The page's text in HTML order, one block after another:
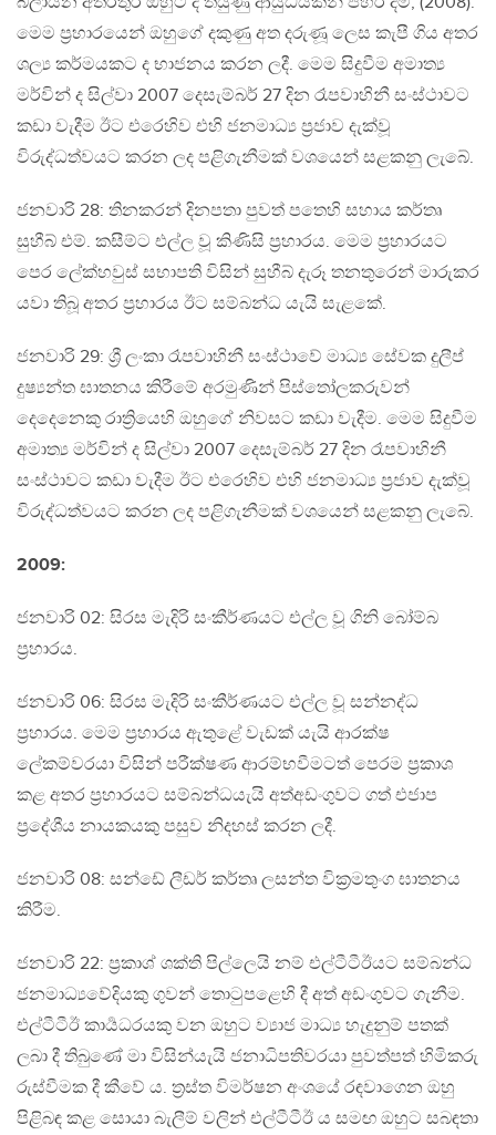
මෙම ප්‍රහාරයෙන් ඔහුගේ දකුණු අත දරුණූ ලෙස කැපී ගිය අතර
ශල්‍ය කර්මයකට ද භාජනය කරන ලදී. මෙම සිදුවීම අමාත්‍ය
මර්වින් ද සිල්වා 2007 දෙසැම්බර් 27 දින රෑපවාහිනී සංස්ථාවට
කඩා වැදීම ඊට එරෙහිව එහි ජනමාධ්‍ය ප්‍රජාව දැක්වූ
විරුද්ධත්වයට කරන ලද පළිගැනීමක් වශයෙන් සළකනු ලැබේ.
ජනවාරි 28: තිනකරන් දිනපතා පුවත් පතෙහි සහාය කර්තෘ
සුහීබ් එම්. කසීම්ට එල්ල වූ කිණිසි ප්‍රහාරය. මෙම ප්‍රහාරයට
පෙර ලේක්හවුස් සභාපති විසින් සුහීබ් දැරූ තනතුරෙන් මාරුකර
යවා තිබූ අතර ප්‍රහාරය ඊට සම්බන්ධ යැයි සැළකේ.
ජනවාරි 29: ශ්‍රී ලංකා රෑපවාහිනී සංස්ථාවේ මාධ්‍ය සේවක දුලීප්
දුෂ්‍යන්ත ඝාතනය කිරීමේ අරමුණින් පිස්තෝලකරුවන්
දෙදෙනෙකු රාත්‍රියෙහි ඔහුගේ නිවසට කඩා වැදීම. මෙම සිදුවීම
අමාත්‍ය මර්වින් ද සිල්වා 2007 දෙසැම්බර් 27 දින රෑපවාහිනී
සංස්ථාවට කඩා වැදීම ඊට එරෙහිව එහි ජනමාධ්‍ය ප්‍රජාව දැක්වූ
විරුද්ධත්වයට කරන ලද පළිගැනීමක් වශයෙන් සළකනු ලැබේ.
2009:
ජනවාරි 02: සිරස මැදිරි සංකීර්ණයට එල්ල වූ ගිනි බෝම්බ
ප්‍රහාරය.
ජනවාරි 06: සිරස මැදිරි සංකීර්ණයට එල්ල වූ සන්නද්ධ
ප්‍රහාරය. මෙම ප්‍රහාරය ඇතුළේ වැඩක් යැයි ආරක්ෂ
ලේකම්වරයා විසින් පරීක්ෂණ ආරම්භවීමටත් පෙරම ප්‍රකාශ
කළ අතර ප්‍රහාරයට සම්බන්ධයැයි අත්අඩංගුවට ගත් එජාප
ප්‍රදේශීය නායකයකු පසුව නිදහස් කරන ලදී.
ජනවාරි 08: සන්ඩේ ලීඩර් කර්තෘ ලසන්ත වික්‍රමතුංග ඝාතනය
කිරීම.
ජනවාරි 22: ප්‍රකාශ් ශක්ති පිල්ලෙයි නම් එල්ටීටීඊයට සම්බන්ධ
ජනමාධ්‍යවේදියකු ගුවන් තොටුපළෙහි දී අත් අඩංගුවට ගැනීම.
එල්ටීටීඊ කාර්‍යධරයකු වන ඔහුට ව්‍යාජ මාධ්‍ය හැදුනුම් පතක්
ලබා දී තිබුණේ මා විසින්යැයි ජනාධිපතිවරයා පුවත්පත් හිමිකරු
රුස්වීමක දී කීවේ ය. ත්‍රස්ත විමර්ෂන අංශයේ රඳවාගෙන ඔහු
පිළිබඳ කළ සොයා බැලීම් වලින් එල්ටීටීඊ ය සමඟ ඔහුට සබඳතා